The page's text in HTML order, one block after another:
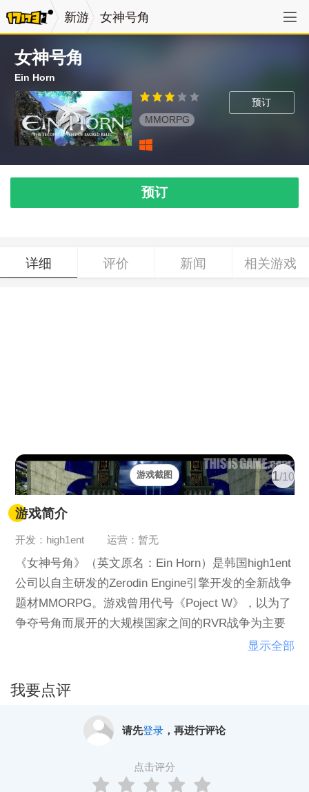
新游 女神号角
女神号角
Ein Horn
预订
MMORPG
预订
详细 评价 新闻 相关游戏
1/10
游戏截图
游戏简介
开发：high1ent 运营：暂无
《女神号角》（英文原名：Ein Horn）是韩国high1ent
公司以自主研发的Zerodin Engine引擎开发的全新战争
题材MMORPG。游戏曾用代号《Poject W》，以为了
争夺号角而展开的大规模国家之间的RVR战争为主要
内容，加上特殊的*系统，并以传统社区为中心，让玩
显示全部
我要点评
请先登录，再进行评论
点击评分